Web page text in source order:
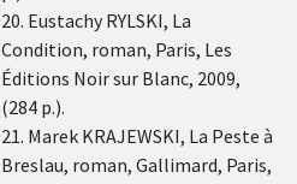
20. Eustachy RYLSKI, La
Condition, roman, Paris, Les
Éditions Noir sur Blanc, 2009,
(284 p.).
21. Marek KRAJEWSKI, La Peste à
Breslau, roman, Gallimard, Paris,